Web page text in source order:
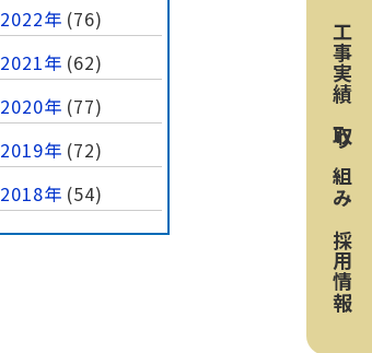
工事実績
取り組み
採用情報
2022年 (76)
2021年 (62)
2020年 (77)
2019年 (72)
2018年 (54)